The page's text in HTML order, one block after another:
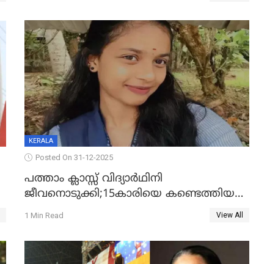
KERALA
Posted On 31-12-2025
പത്താം ക്ലാസ്സ് വിദ്യാര്‍ഥിനി
ജീവനൊടുക്കി;15കാരിയെ കണ്ടെത്തിയത്
കിടപ്പുമുറിയില്‍ തൂങ്ങി മരിച്ച നിലയിൽ
1 Min Read View All